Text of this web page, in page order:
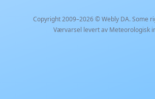
Copyright 2009–2026 ©Webly DA. Some
Værvarsel levert av Meteorologisk